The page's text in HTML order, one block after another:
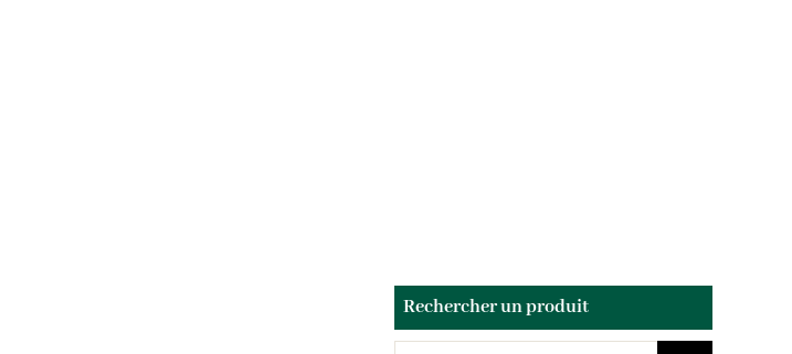
Rechercher un produit